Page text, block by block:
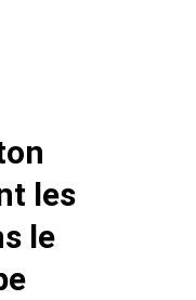
les
le